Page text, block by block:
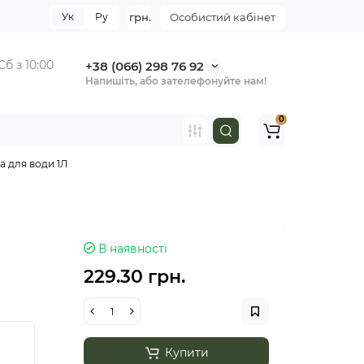
Особистий кабінет
грн.
Ук Ру
з 10:00
+38 (066) 298 76 92
Напишіть, або зателефонуйте нам!
0
для води 1Л
В наявності
229.30 грн.
Купити